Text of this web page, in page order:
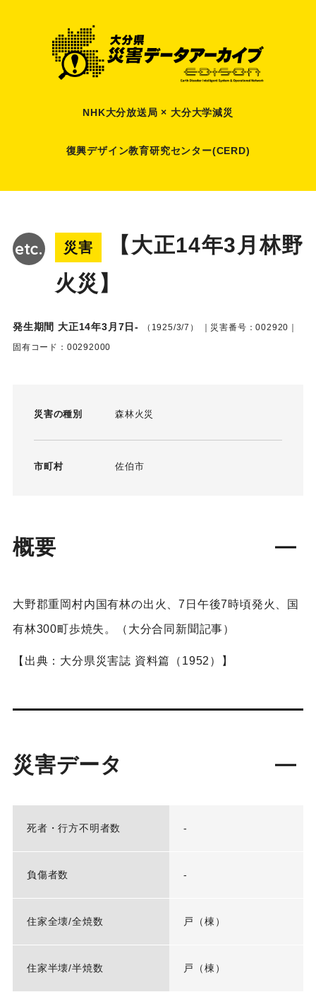
NHK大分放送局 × 大分大学減災
復興デザイン教育研究センター(CERD)
災害
【大正14年3月林野
火災】
発生期間 大正14年3月7日- （1925/3/7）
｜災害番号：002920｜
固有コード：00292000
災害の種別 森林火災
市町村 佐伯市
概要
大野郡重岡村内国有林の出火、7日午後7時頃発火、国
有林300町歩焼失。（大分合同新聞記事）
【出典：大分県災害誌 資料篇（1952）】
災害データ
死者・行方不明者数 -
負傷者数 -
住家全壊/全焼数 戸（棟）
住家半壊/半焼数 戸（棟）